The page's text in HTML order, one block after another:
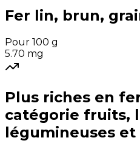
Fer lin, brun,
Pour 100 g
5.70 mg
Plus riches en
catégorie fruits,
légumineuses